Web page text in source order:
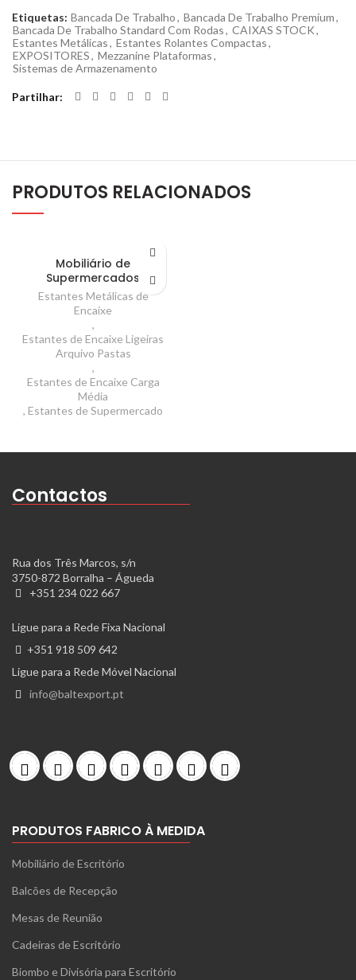
Etiquetas: Bancada De Trabalho, Bancada De Trabalho Premium,
Bancada De Trabalho Standard Com Rodas, CAIXAS STOCK,
Estantes Metálicas, Estantes Rolantes Compactas,
EXPOSITORES, Mezzanine Plataformas,
Sistemas de Armazenamento
Partilhar
PRODUTOS RELACIONADOS
Mobiliário de
Supermercados
Estantes Metálicas de
Encaixe
,
Estantes de Encaixe Ligeiras
Arquivo Pastas
,
Estantes de Encaixe Carga
Média
, Estantes de Supermercado
Contactos
Rua dos Três Marcos, s/n
3750-872 Borralha – Águeda
+351 234 022 667
Ligue para a Rede Fixa Nacional
+351 918 509 642
Ligue para a Rede Móvel Nacional
info@baltexport.pt
PRODUTOS FABRICO À MEDIDA
Mobiliário de Escritório
Balcões de Recepção
Mesas de Reunião
Cadeiras de Escritório
Biombo e Divisória para Escritório